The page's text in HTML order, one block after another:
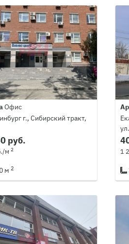
Офис
г., Сибирский тракт,
руб.
м 2
м 2
1